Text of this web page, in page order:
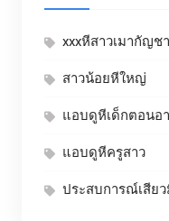
xxxหีสาวเมากัญชา
สาวน้อยหีใหญ่
แอบดูหีเด็กตอนอ
แอบดูหีครูสาว
ประสบการณ์เสีย